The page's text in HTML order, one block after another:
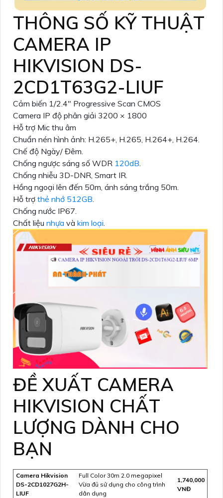
THÔNG SỐ KỸ THUẬT
CAMERA IP
HIKVISION DS-
2CD1T63G2-LIUF
Cảm biến 1/2.4″ Progressive Scan CMOS
Camera IP độ phân giải 3200 × 1800
Hỗ trợ Mic thu âm
Chuẩn nén hình ảnh: H.265+, H.265, H.264+, H.264.
Chế độ Ngày/ Đêm.
Chống ngược sáng số WDR 120dB.
Chống nhiễu 3D-DNR, Smart IR.
Hồng ngoại lên đến 50m, ánh sáng trắng 50m.
Hỗ trợ thẻ nhớ 512GB.
Chống nước IP67.
Chất liệu nhựa và kim loại.
ĐỀ XUẤT CAMERA
HIKVISION CHẤT
LƯỢNG DÀNH CHO
BẠN
Camera Hikvision
DS-2CD1027G2H-
LIUF
Full Color 30m 2.0 megapixel
Vừa đủ sử dụng cho công trình
dân dụng
1,740,000
VNĐ